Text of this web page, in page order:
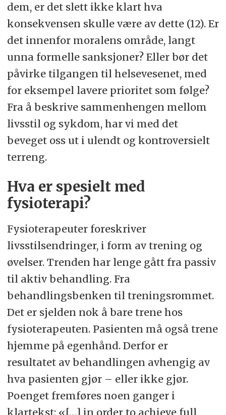
dem, er det slett ikke klart hva
konsekvensen skulle være av dette (12). Er
det innenfor moralens område, langt
unna formelle sanksjoner? Eller bør det
påvirke tilgangen til helsevesenet, med
for eksempel lavere prioritet som følge?
Fra å beskrive sammenhengen mellom
livsstil og sykdom, har vi med det
beveget oss ut i ulendt og kontroversielt
terreng.
Hva er spesielt med
fysioterapi?
Fysioterapeuter foreskriver
livsstilsendringer, i form av trening og
øvelser. Trenden har lenge gått fra passiv
til aktiv behandling. Fra
behandlingsbenken til treningsrommet.
Det er sjelden nok å bare trene hos
fysioterapeuten. Pasienten må også trene
hjemme på egenhånd. Derfor er
resultatet av behandlingen avhengig av
hva pasienten gjør – eller ikke gjør.
Poenget fremføres noen ganger i
klartekst: «[…] in order to achieve full